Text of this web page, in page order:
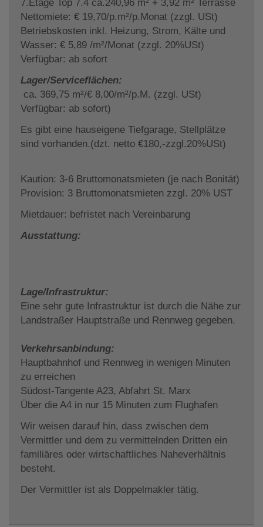
7.Etage Top 7.4 ca.240,96 m² + 3,92 m² Terrasse
Nettomiete: € 19,70/p.m²/p.Monat (zzgl. USt)
Betriebskosten inkl. Heizung, Strom, Kälte und
Wasser: € 5,89 /m²/Monat (zzgl. 20%USt)
Verfügbar: ab sofort
Lager/Serviceflächen:
ca. 369,75 m²/€ 8,00/m²/p.M. (zzgl. USt)
Verfügbar: ab sofort)
Es gibt eine hauseigene Tiefgarage, Stellplätze
sind vorhanden.(dzt. netto €180,-zzgl.20%USt)
Kaution: 3-6 Bruttomonatsmieten (je nach Bonität)
Provision: 3 Bruttomonatsmieten zzgl. 20% UST
Mietdauer: befristet nach Vereinbarung
Ausstattung:
Lage/Infrastruktur:
Eine sehr gute Infrastruktur ist durch die Nähe zur
Landstraßer Hauptstraße und Rennweg gegeben.
Verkehrsanbindung:
Hauptbahnhof und Rennweg in wenigen Minuten
zu erreichen
Südost-Tangente A23, Abfahrt St. Marx
Über die A4 in nur 15 Minuten zum Flughafen
Wir weisen darauf hin, dass zwischen dem
Vermittler und dem zu vermittelnden Dritten ein
familiäres oder wirtschaftliches Naheverhältnis
besteht.
Der Vermittler ist als Doppelmakler tätig.